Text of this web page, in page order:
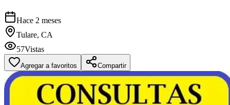
Hace 2 meses
Tulare, CA
57Vistas
Agregar a favoritos Compartir